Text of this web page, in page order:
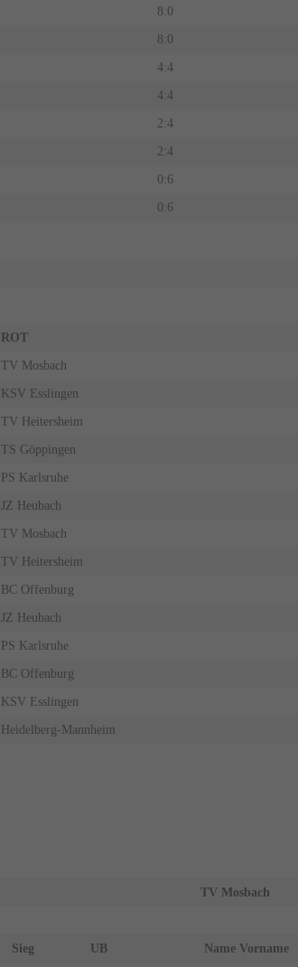
8:0
8:0
4:4
4:4
2:4
2:4
0:6
0:6
ROT
TV Mosbach
KSV Esslingen
TV Heitersheim
TS Göppingen
PS Karlsruhe
JZ Heubach
TV Mosbach
TV Heitersheim
BC Offenburg
JZ Heubach
PS Karlsruhe
BC Offenburg
KSV Esslingen
Heidelberg-Mannheim
TV Mosbach
Sieg UB Name Vorname